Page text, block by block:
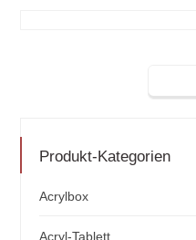
Produkt-Kategorien
Acrylbox
Acryl-Tablett